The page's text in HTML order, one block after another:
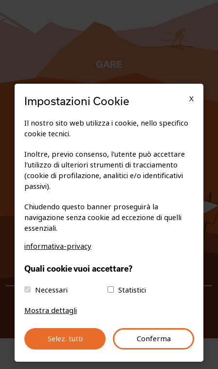
GARE
PRIVACY E COOKIE POLICY
info@fiso.it|fiso@pec-mail.eu
X
Impostazioni Cookie
Il nostro sito web utilizza i cookie, nello specifico
cookie tecnici.
Inoltre, previo consenso, l'utente può accettare
l'utilizzo di ulteriori strumenti di tracciamento
(cookie di profilazione, analitici e/o identificativi
passivi).
Chiudendo questo banner proseguirà la
navigazione senza cookie ad eccezione di quelli
essenziali.
informativa-privacy
Quali cookie vuoi accettare?
Necessari
Statistici
Mostra dettagli
Selez. tutti Conferma